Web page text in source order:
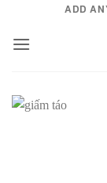
nội
ADD